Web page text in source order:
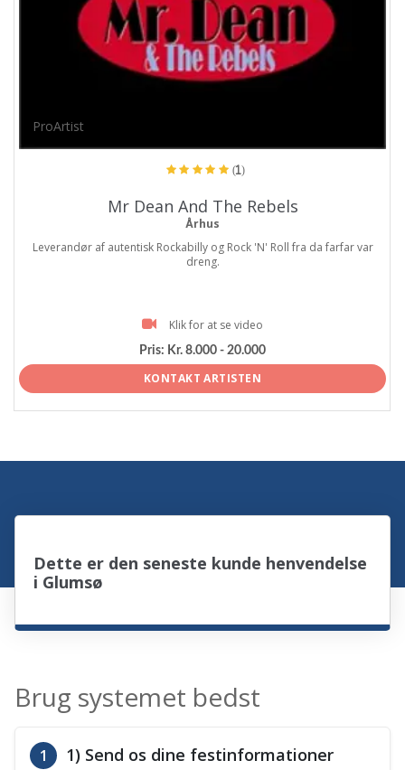
ProArtist
(1)
Mr Dean And The Rebels
Århus
Leverandør af autentisk Rockabilly og Rock 'N' Roll fra da farfar var
dreng.
Klik for at se video
Pris: Kr. 8.000 - 20.000
KONTAKT ARTISTEN
Dette er den seneste kunde henvendelse
i Glumsø
Brug systemet bedst
1 1) Send os dine festinformationer